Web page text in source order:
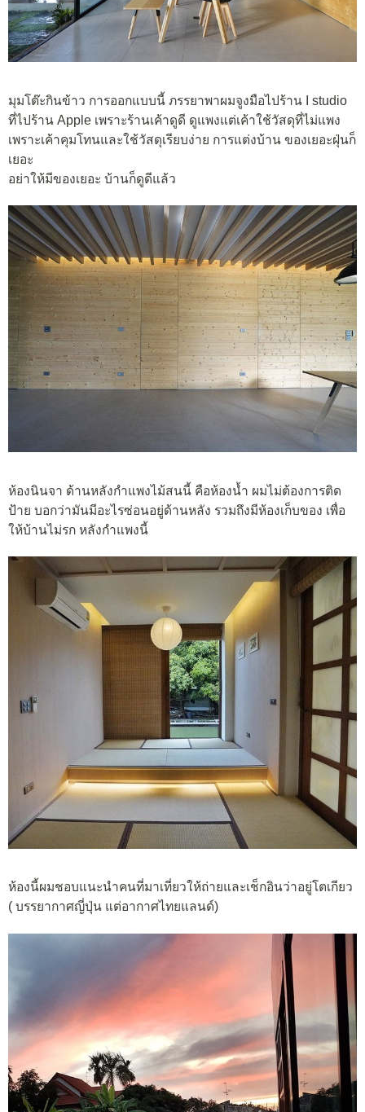
มุมโต๊ะกินข้าว การออกแบบนี้ ภรรยาพาผมจูงมือไปร้าน I studio
ที่ไปร้าน Apple เพราะร้านเค้าดูดี ดูแพงแต่เค้าใช้วัสดุที่ไม่แพง
เพราะเค้าคุมโทนและใช้วัสดุเรียบง่าย การแต่งบ้าน ของเยอะฝุ่นก็
เยอะ
อย่าให้มีของเยอะ บ้านก็ดูดีแล้ว
ห้องนินจา ด้านหลังกำแพงไม้สนนี้ คือห้องน้ำ ผมไม่ต้องการติด
ป้าย บอกว่ามันมีอะไรซ่อนอยู่ด้านหลัง รวมถึงมีห้องเก็บของ เพื่อ
ให้บ้านไม่รก หลังกำแพงนี้
ห้องนี้ผมชอบแนะนำคนที่มาเที่ยวให้ถ่ายและเช็กอินว่าอยู่โตเกียว
( บรรยากาศญี่ปุ่น แต่อากาศไทยแลนด์)